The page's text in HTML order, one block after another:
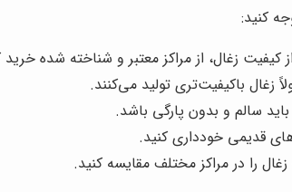
کنید:
کیفیت زغال، از مراکز معتبر و شناخته شده خرید
زغال باکیفیت‌تری تولید می‌کنند.
سالم و بدون پارگی باشد.
قدیمی خودداری کنید.
را در مراکز مختلف مقایسه کنید.